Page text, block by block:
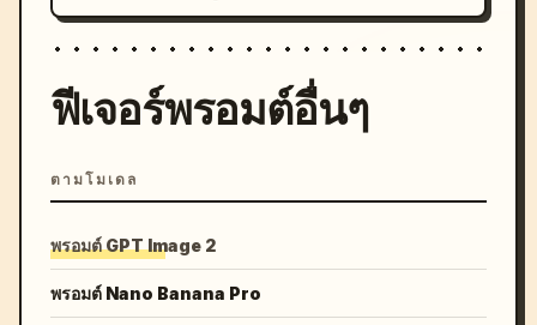
ฟีเจอร์พรอมต์อื่นๆ
ตามโมเดล
พรอมต์ GPT Image 2
พรอมต์ Nano Banana Pro